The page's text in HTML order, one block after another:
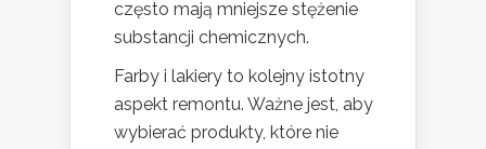
często mają mniejsze stężenie
substancji chemicznych.
Farby i lakiery to kolejny istotny
aspekt remontu. Ważne jest, aby
wybierać produkty, które nie